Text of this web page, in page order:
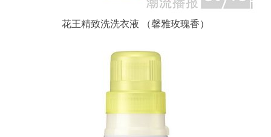
花王精致洗洗衣液 （馨雅玫瑰香）